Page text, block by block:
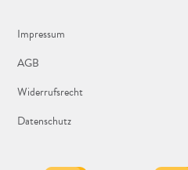
Impressum
AGB
Widerrufsrecht
Datenschutz